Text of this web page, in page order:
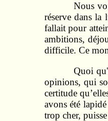
Nous
réserve dans la
fallait pour
ambitions,
difficile. Ce
Quoi
opinions, qui
certitude
avons été
trop cher,